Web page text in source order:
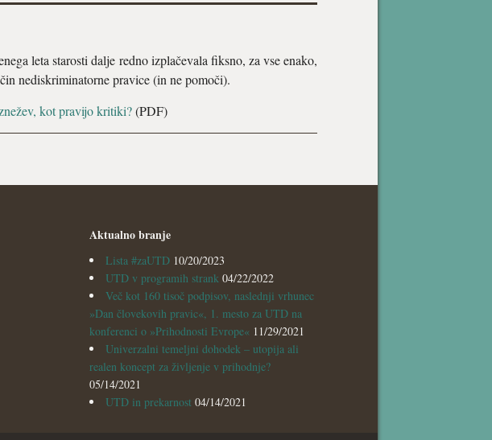
leta starosti dalje redno izplačevala fiksno, za vse enako,
nediskriminatorne pravice (in ne pomoči).
kot pravijo kritiki?(PDF)
Aktualno branje
Lista #zaUTD 10/20/2023
UTD v programih strank 04/22/2022
Več kot 160 tisoč podpisov, naslednji vrhunec
»Dan človekovih pravic«, 1. mesto za UTD na
konferenci o »Prihodnosti Evrope« 11/29/2021
Univerzalni temeljni dohodek – utopija ali
realen koncept za življenje v prihodnje?
05/14/2021
UTD in prekarnost 04/14/2021